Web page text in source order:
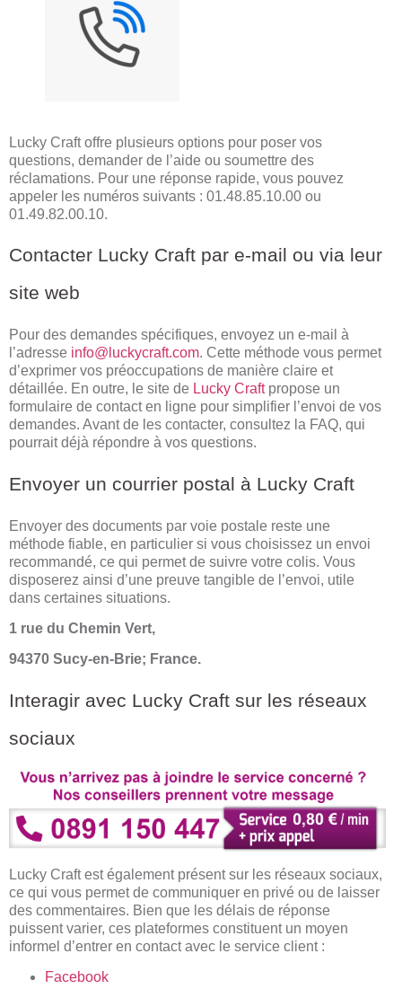
Lucky Craft offre plusieurs options pour poser vos
questions, demander de l’aide ou soumettre des
réclamations. Pour une réponse rapide, vous pouvez
appeler les numéros suivants : 01.48.85.10.00 ou
01.49.82.00.10.
Contacter Lucky Craft par e-mail ou via leur
site web
Pour des demandes spécifiques, envoyez un e-mail à
l’adresse info@luckycraft.com. Cette méthode vous permet
d’exprimer vos préoccupations de manière claire et
détaillée. En outre, le site de Lucky Craftpropose un
formulaire de contact en ligne pour simplifier l’envoi de vos
demandes. Avant de les contacter, consultez la FAQ, qui
pourrait déjà répondre à vos questions.
Envoyer un courrier postal à Lucky Craft
Envoyer des documents par voie postale reste une
méthode fiable, en particulier si vous choisissez un envoi
recommandé, ce qui permet de suivre votre colis. Vous
disposerez ainsi d’une preuve tangible de l’envoi, utile
dans certaines situations.
1 rue du Chemin Vert,
94370 Sucy-en-Brie; France.
Interagir avec Lucky Craft sur les réseaux
sociaux
Lucky Craft est également présent sur les réseaux sociaux,
ce qui vous permet de communiquer en privé ou de laisser
des commentaires. Bien que les délais de réponse
puissent varier, ces plateformes constituent un moyen
informel d’entrer en contact avec le service client :
Facebook